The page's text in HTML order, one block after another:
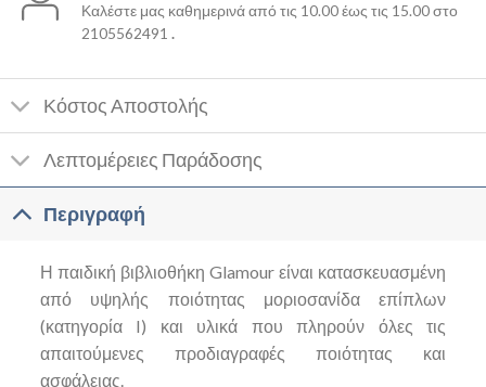
Καλέστε μας καθημερινά από τις 10.00 έως τις 15.00 στο
2105562491 .
Κόστος Αποστολής
Λεπτομέρειες Παράδοσης
Περιγραφή
Η παιδική βιβλιοθήκη Glamour είναι κατασκευασμένη
από υψηλής ποιότητας μοριοσανίδα επίπλων
(κατηγορία I) και υλικά που πληρούν όλες τις
απαιτούμενες προδιαγραφές ποιότητας και
ασφάλειας.